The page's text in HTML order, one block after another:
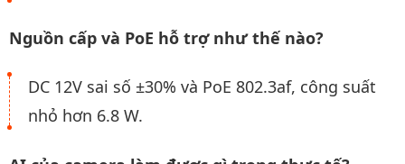
Nguồn cấp và PoE hỗ trợ như thế nào?
DC 12V sai số ±30% và PoE 802.3af, công suất
nhỏ hơn 6.8 W.